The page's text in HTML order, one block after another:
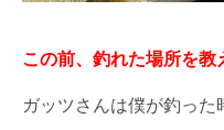
この前、釣れた場所を教
ガッツさんは僕が釣った